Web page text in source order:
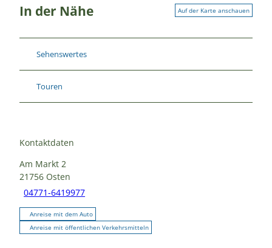
In der Nähe Auf der Karte anschauen
Sehenswertes
Touren
Kontaktdaten
Am Markt 2
21756 Osten
04771-6419977
Anreise mit dem Auto
Anreise mit öffentlichen Verkehrsmitteln